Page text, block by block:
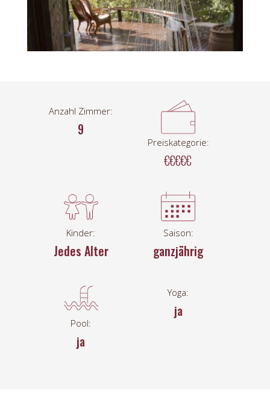
Anzahl Zimmer:
9
Preiskategorie:
€€€€€
Kinder:
Jedes Alter
Saison:
ganzjährig
Pool:
ja
Yoga:
ja